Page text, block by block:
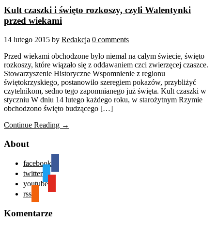
Kult czaszki i święto rozkoszy, czyli Walentynki
przed wiekami
14 lutego 2015 by Redakcja 0 comments
Przed wiekami obchodzone było niemal na całym świecie, święto
rozkoszy, które wiązało się z oddawaniem czci zwierzęcej czaszce.
Stowarzyszenie Historyczne Wspomnienie z regionu
świętokrzyskiego, postanowiło szeregiem pokazów, przybliżyć
czytelnikom, sedno tego zapomnianego już święta. Kult czaszki w
styczniu W dniu 14 lutego każdego roku, w starożytnym Rzymie
obchodzono święto budzącego […]
Continue Reading →
About
facebook
twitter
youtube
rss
Komentarze